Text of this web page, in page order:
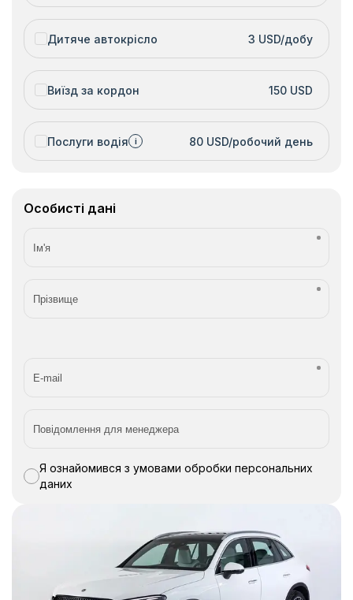
Дитяче автокрісло 3 USD/добу
Виїзд за кордон 150 USD
Послуги водія i 80 USD/робочий день
Особисті дані
Я ознайомився з умовами обробки персональних
даних